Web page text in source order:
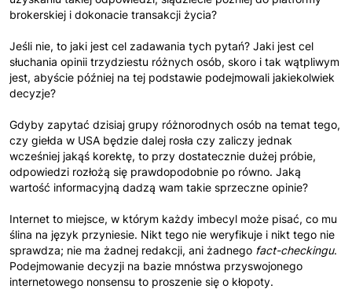
brokerskiej i dokonacie transakcji życia?
Jeśli nie, to jaki jest cel zadawania tych pytań? Jaki jest cel
słuchania opinii trzydziestu różnych osób, skoro i tak wątpliwym
jest, abyście później na tej podstawie podejmowali jakiekolwiek
decyzje?
Gdyby zapytać dzisiaj grupy różnorodnych osób na temat tego,
czy giełda w USA będzie dalej rosła czy zaliczy jednak
wcześniej jakąś korektę, to przy dostatecznie dużej próbie,
odpowiedzi rozłożą się prawdopodobnie po równo. Jaką
wartość informacyjną dadzą wam takie sprzeczne opinie?
Internet to miejsce, w którym każdy imbecyl może pisać, co mu
ślina na język przyniesie. Nikt tego nie weryfikuje i nikt tego nie
sprawdza; nie ma żadnej redakcji, ani żadnego fact-checkingu.
Podejmowanie decyzji na bazie mnóstwa przyswojonego
internetowego nonsensu to proszenie się o kłopoty.